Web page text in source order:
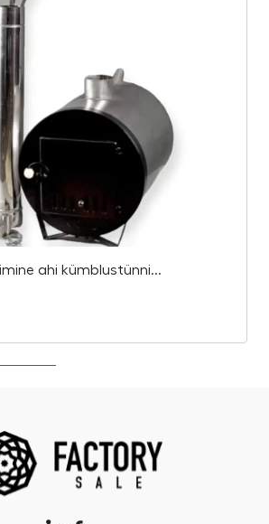
ahi kümblustünni...